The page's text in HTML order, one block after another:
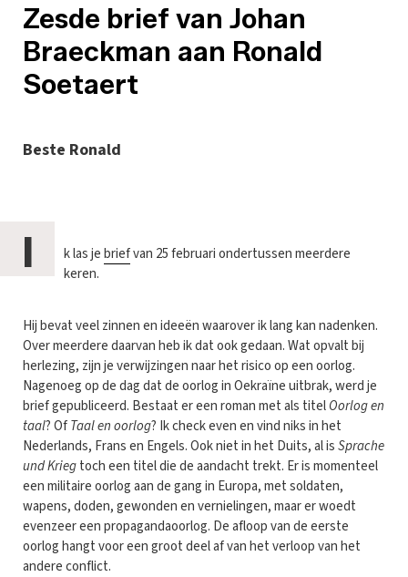
Zesde brief van Johan
Braeckman aan Ronald
Soetaert
Beste Ronald
I k las jebriefvan 25 februari ondertussen meerdere
keren.
Hij bevat veel zinnen en ideeën waarover ik lang kan nadenken.
Over meerdere daarvan heb ik dat ook gedaan. Wat opvalt bij
herlezing, zijn je verwijzingen naar het risico op een oorlog.
Nagenoeg op de dag dat de oorlog in Oekraïne uitbrak, werd je
brief gepubliceerd. Bestaat er een roman met als titelOorlog en
taal? OfTaal en oorlog? Ik check even en vind niks in het
Nederlands, Frans en Engels. Ook niet in het Duits, al isSprache
und Kriegtoch een titel die de aandacht trekt. Er is momenteel
een militaire oorlog aan de gang in Europa, met soldaten,
wapens, doden, gewonden en vernielingen, maar er woedt
evenzeer een propagandaoorlog. De afloop van de eerste
oorlog hangt voor een groot deel af van het verloop van het
andere conflict.